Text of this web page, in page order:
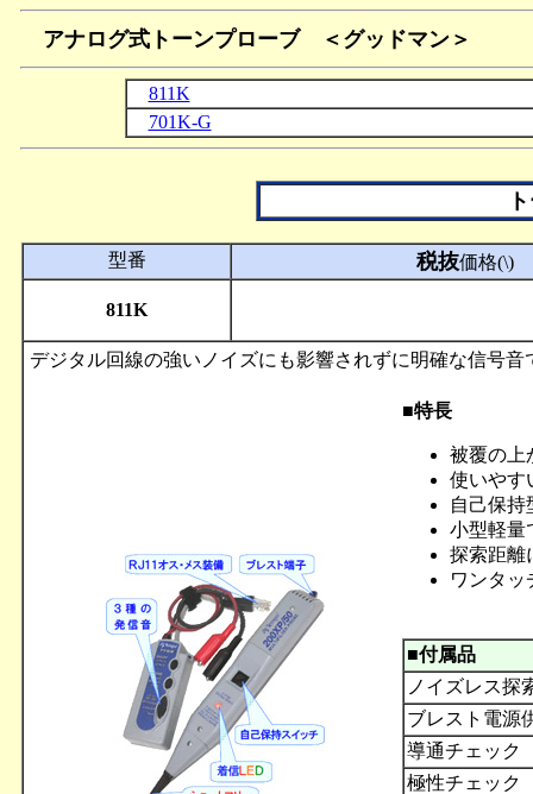
アナログ式トーンプローブ ＜ グッドマン＞
811K
701K-G
型番 税抜価格(\)
811K
デジタル回線の強いノイズにも影響されずに明確な信号音
■特長
被覆の上
使いやす
自己保持
小型軽量
探索距離
ワンタッ
■付属品
ノイズレス探
ブレスト電源
導通チェック
極性チェック